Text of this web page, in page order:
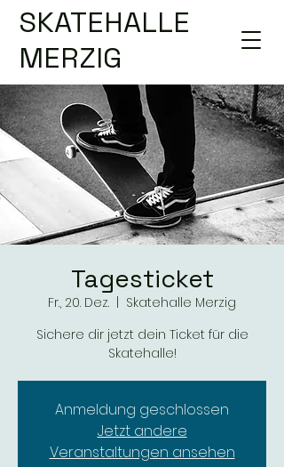
SKATEHALLE
MERZIG
Tagesticket
Fr., 20. Dez.
Skatehalle Merzig
Sichere dir jetzt dein Ticket für die
Skatehalle!
Anmeldung geschlossen
Jetzt andere
Veranstaltungen ansehen